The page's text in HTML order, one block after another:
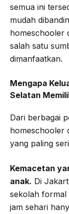
semua ini
mudah
homeschooler
salah satu
dimanfaatkan.
Mengapa
Selatan
Dari berbagai
homeschooler
yang paling
Kemacetan
anak. Di
sekolah formal
jam sehari